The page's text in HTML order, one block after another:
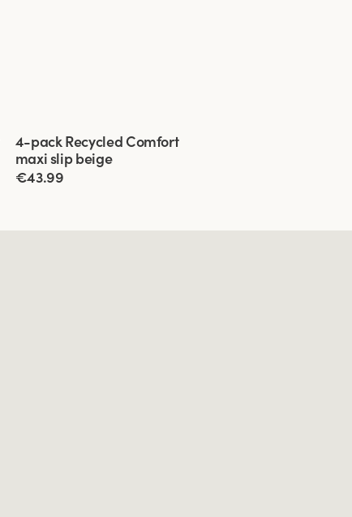
Viewing image 1 of 3
4-pack Recycled Comfort
maxi slip beige
€43.99